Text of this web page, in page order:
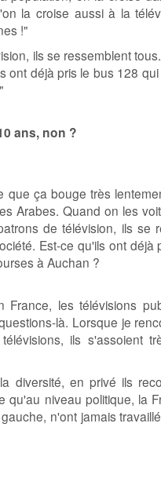
la croise aussi à la
!"
ils se ressemblent
ont déjà pris le bus 128
ans, non ?
ça bouge très
Arabes. Quand on les
de télévision, ils se
Est-ce qu'ils ont déjà
à Auchan ?
les télévisions
là. Lorsque je
ils s'assoient
diversité, en privé ils
qu'au niveau politique, la
n'ont jamais